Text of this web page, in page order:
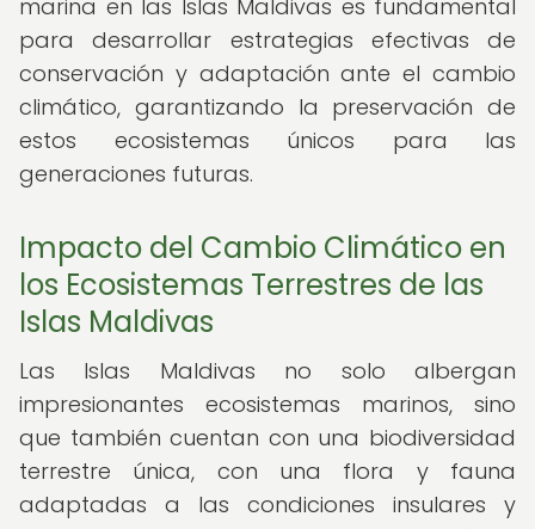
marina en las Islas Maldivas es fundamental
para desarrollar estrategias efectivas de
conservación y adaptación ante el cambio
climático, garantizando la preservación de
estos ecosistemas únicos para las
generaciones futuras.
Impacto del Cambio Climático en
los Ecosistemas Terrestres de las
Islas Maldivas
Las Islas Maldivas no solo albergan
impresionantes ecosistemas marinos, sino
que también cuentan con una biodiversidad
terrestre única, con una flora y fauna
adaptadas a las condiciones insulares y